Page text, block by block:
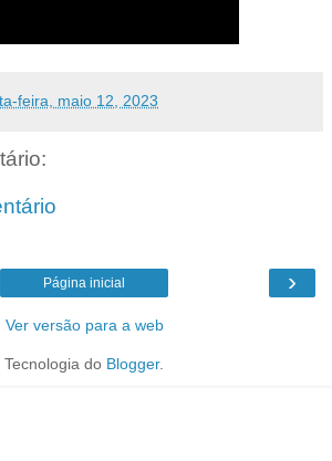
feira, maio 12, 2023
›
Página inicial
Ver versão para a web
Tecnologia do Blogger.